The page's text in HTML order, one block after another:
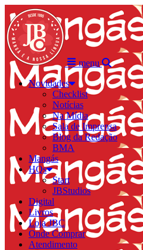
menu
Novidades
Checklist
Notícias
Na Mídia
Sala de Imprensa
Blog da Redação
BMA
Mangás
HQs
Start
JBStudios
Digital
Livros
Loja JBC
Onde Comprar
Atendimento